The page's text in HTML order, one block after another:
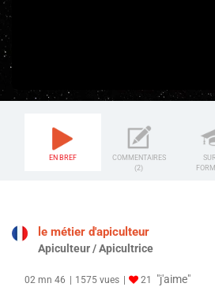
EN BREF
COMMENTAIRES
(2)
le métier d'apiculteur
Apiculteur / Apicultrice
02 mn 46 1575 vues 21 "j'aime"